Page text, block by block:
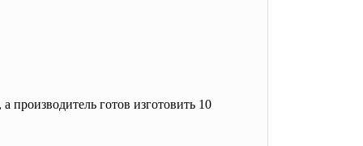
производитель готов изготовить 10